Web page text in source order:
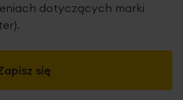
się
dotyczących marki